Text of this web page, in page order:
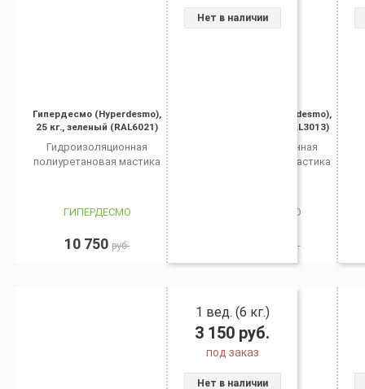
Гипердесмо (Hyperdesmo),
25 кг., зеленый (RAL6021)
Гидроизоляционная
полиуретановая мастика
ГИПЕРДЕСМО
10 750руб.
Нет в наличии
Гипердесмо (Hyperdesmo),
25 кг., красный (RAL3013)
Гидроизоляционная
полиуретановая мастика
ГИПЕРДЕСМО
руб.
1 вед. (6 кг.)
3 150 руб.
под заказ
Нет в наличии